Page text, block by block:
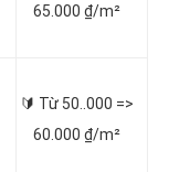
65.000 ₫/m²
🔰 Từ 50..000 =>
60.000 ₫/m²